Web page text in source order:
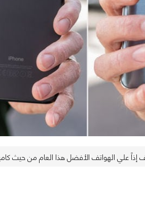
علي الهواتف الأفضل هذا العام من حيث